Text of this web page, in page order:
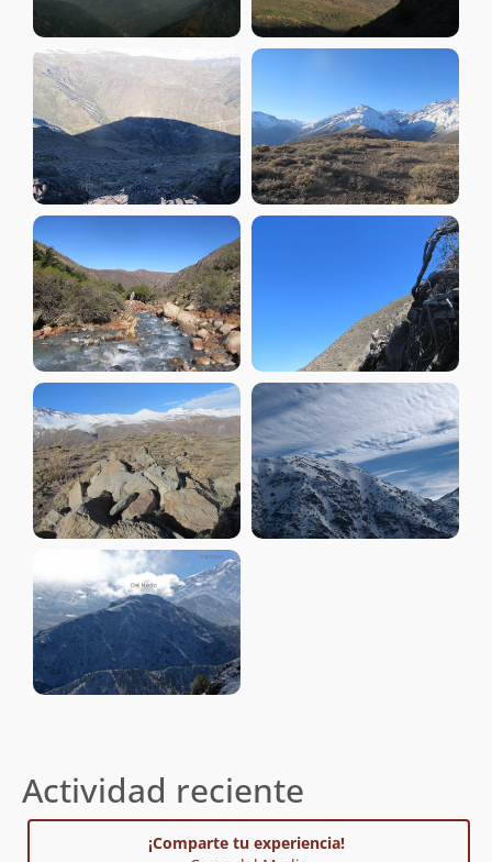
Actividad reciente
¡Comparte tu experiencia!